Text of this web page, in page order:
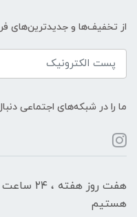
از تخفیف‌ها و جدیدترین‌های
ما را در شبکه‌های اجتماعی
هفت روز
هستیم